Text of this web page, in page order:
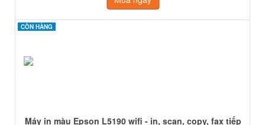
CÒN HÀNG
CÒN HÀNG
Máy in màu Epson L5190 wifi - in, scan, copy, fax tiếp